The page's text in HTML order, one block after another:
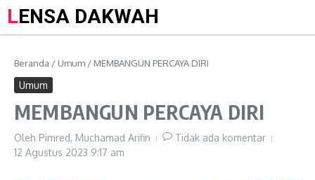
LENSA DAKWAH
Beranda / Umum / MEMBANGUN PERCAYA DIRI
Umum
MEMBANGUN PERCAYA DIRI
Oleh Pimred, Muchamad Arifin
Tidak ada komentar
12 Agustus 2023 9:17 am